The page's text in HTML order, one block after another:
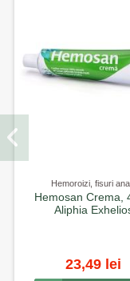
Hemoroizi, fisuri
Hemosan Crema,
Aliphia
23,49 lei